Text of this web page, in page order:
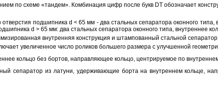
по схеме «тандем». Комбинация цифр после букв DT обозначает
подшипника d < 65 мм - два стальных сепаратора оконного
d > 65 мм: два стальных сепаратора оконного типа, внутреннее
внутренняя конструкция и штампованный стальной сепаратор
увеличенное число роликов большего размера с улучшенной
кольцо без бортов, направляющее кольцо, центрируемое по
сепаратор из латуни, удерживающие борта на внутреннем кольце,